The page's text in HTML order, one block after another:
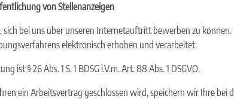
von Stellenanzeigen
bei uns über unseren Internetauftritt bewerben zu
elektronisch erhoben und verarbeitet.
ist § 26 Abs. 1 S. 1 BDSG i.V.m. Art. 88 Abs. 1 DSGVO.
ein Arbeitsvertrag geschlossen wird, speichern wir Ihre